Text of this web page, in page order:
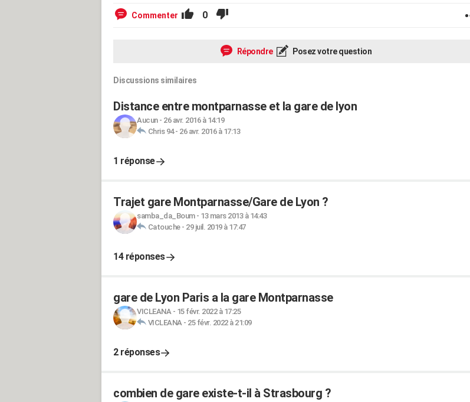
Commenter 0
Répondre Posez votre question
Discussions similaires
Distance entre montparnasse et la gare de lyon
Aucun- 26 avr. 2016 à 14:19
Chris 94- 26 avr. 2016 à 17:13
1 réponse
Trajet gare Montparnasse/Gare de Lyon ?
samba_da_Boum- 13 mars 2013 à 14:43
Catouche- 29 juil. 2019 à 17:47
14 réponses
gare de Lyon Paris a la gare Montparnasse
VICLEANA- 15 févr. 2022 à 17:25
VICLEANA- 25 févr. 2022 à 21:09
2 réponses
combien de gare existe-t-il à Strasbourg ?